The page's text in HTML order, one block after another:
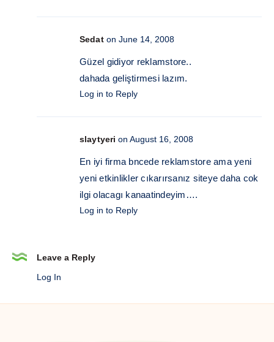
Sedat on June 14, 2008
Güzel gidiyor reklamstore..
dahada geliştirmesi lazım.
Log in to Reply
slaytyeri on August 16, 2008
En iyi firma bncede reklamstore ama yeni
yeni etkinlikler cıkarırsanız siteye daha cok
ilgi olacagı kanaatindeyim….
Log in to Reply
Leave a Reply
Log In